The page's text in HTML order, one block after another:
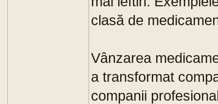
clasă de
Vânzarea
a transformat
companii